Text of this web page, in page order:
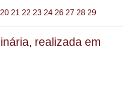
20 21 22 23 24 26 27 28 29
realizada em